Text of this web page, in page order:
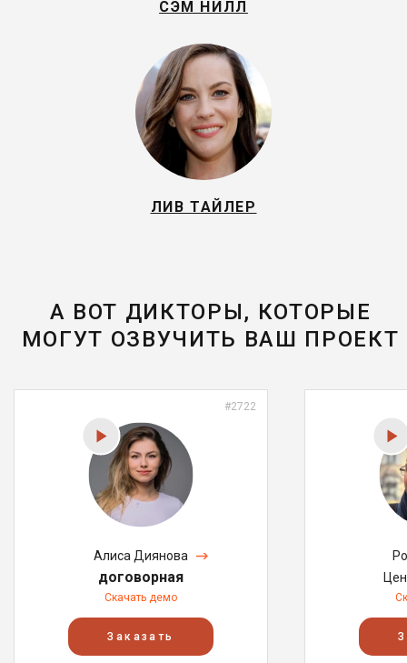
СЭМ НИЛЛ
ЛИВ ТАЙЛЕР
А ВОТ ДИКТОРЫ, КОТОРЫЕ
МОГУТ ОЗВУЧИТЬ ВАШ ПРОЕКТ
#2722
Алиса Диянова
договорная
Скачать демо
Заказать